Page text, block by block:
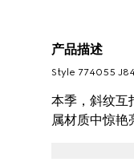
产品描述
Style ‎774055
本季，斜纹互
属材质中惊艳